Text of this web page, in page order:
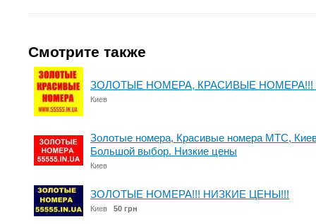
Смотрите также
ЗОЛОТЫЕ НОМЕРА, КРАСИВЫЕ НОМЕРА!!!
Киев
Золотые номера, Красивые номера МТС,
Большой выбор. Низкие цены
Киев
ЗОЛОТЫЕ НОМЕРА!!! НИЗКИЕ ЦЕНЫ!!!
Киев 50 грн